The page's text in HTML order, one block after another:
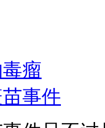
瘤
事件